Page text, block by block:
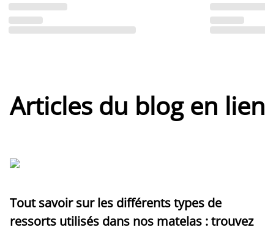
Articles du blog en lien
Tout savoir sur les différents types de
ressorts utilisés dans nos matelas : trouvez